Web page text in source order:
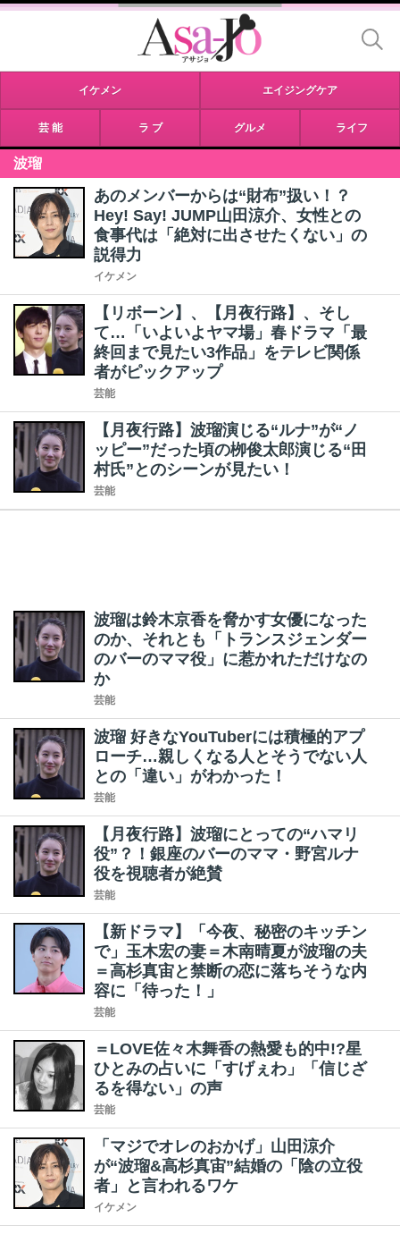
イケメン エイジングケア
芸 能 ラ ブ グルメ ライフ
波瑠
あのメンバーからは“財布”扱い！？
Hey! Say! JUMP山田涼介、女性との
食事代は「絶対に出させたくない」の
説得力
イケメン
【リボーン】、【月夜行路】、そし
て…「いよいよヤマ場」春ドラマ「最
終回まで見たい3作品」をテレビ関係
者がピックアップ
芸能
【月夜行路】波瑠演じる“ルナ”が“ノ
ッピー”だった頃の栁俊太郎演じる“田
村氏”とのシーンが見たい！
芸能
波瑠は鈴木京香を脅かす女優になった
のか、それとも「トランスジェンダー
のバーのママ役」に惹かれただけなの
か
芸能
波瑠 好きなYouTuberには積極的アプ
ローチ…親しくなる人とそうでない人
との「違い」がわかった！
芸能
【月夜行路】波瑠にとっての“ハマリ
役”？！銀座のバーのママ・野宮ルナ
役を視聴者が絶賛
芸能
【新ドラマ】「今夜、秘密のキッチン
で」玉木宏の妻＝木南晴夏が波瑠の夫
＝高杉真宙と禁断の恋に落ちそうな内
容に「待った！」
芸能
＝LOVE佐々木舞香の熱愛も的中!?星
ひとみの占いに「すげぇわ」「信じざ
るを得ない」の声
芸能
「マジでオレのおかげ」山田涼介
が“波瑠&高杉真宙”結婚の「陰の立役
者」と言われるワケ
イケメン